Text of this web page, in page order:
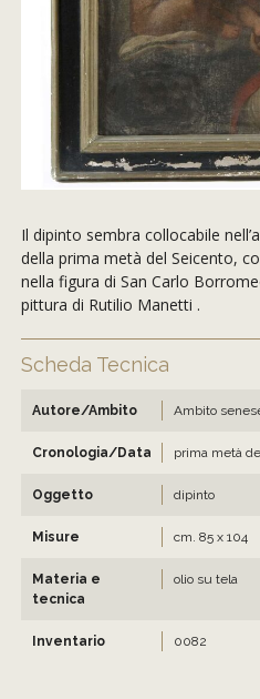
Il dipinto sembra collocabile
della prima metà del Seicento,
nella figura di San Carlo
pittura di Rutilio Manetti .
Scheda Tecnica
Autore/Ambito Ambito
Cronologia/Data prima metà
Oggetto dipinto
Misure cm. 85 x 104
Materia e
tecnica
olio su tela
Inventario 0082